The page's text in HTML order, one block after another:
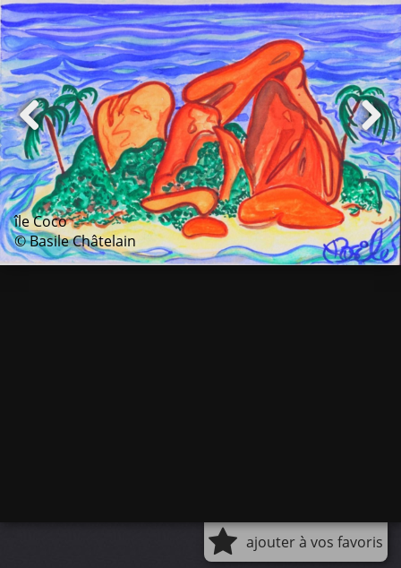
île Coco
© Basile Châtelain
ajouter à vos favoris